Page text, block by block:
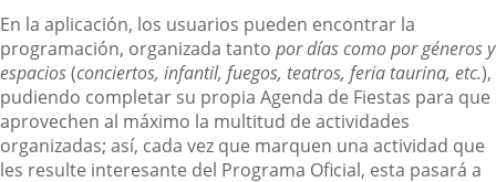
En la aplicación, los usuarios pueden encontrar la
programación, organizada tanto por días como por géneros y
espacios(conciertos, infantil, fuegos, teatros, feria taurina, etc.),
pudiendo completar su propia Agenda de Fiestas para que
aprovechen al máximo la multitud de actividades
organizadas; así, cada vez que marquen una actividad que
les resulte interesante del Programa Oficial, esta pasará a